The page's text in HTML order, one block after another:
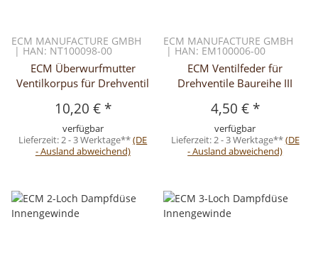
ECM MANUFACTURE GMBH
| HAN: NT100098-00
ECM Überwurfmutter
Ventilkorpus für Drehventil
10,20 € *
verfügbar
Lieferzeit:2 - 3 Werktage**(DE
- Ausland abweichend)
ECM MANUFACTURE GMBH
| HAN: EM100006-00
ECM Ventilfeder für
Drehventile Baureihe III
4,50 € *
verfügbar
Lieferzeit:2 - 3 Werktage**(DE
- Ausland abweichend)